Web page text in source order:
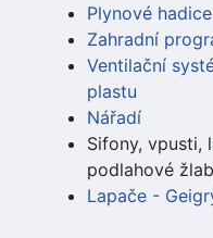
Plynové hadice
Zahradní
Ventilační
plastu
Nářadí
Sifony, vpusti,
podlahové
Lapače -